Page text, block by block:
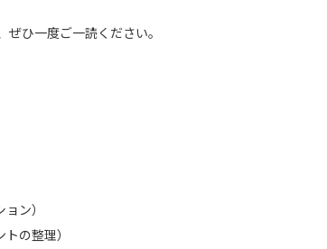
ひ一度ご一読ください。
ン）
の整理）